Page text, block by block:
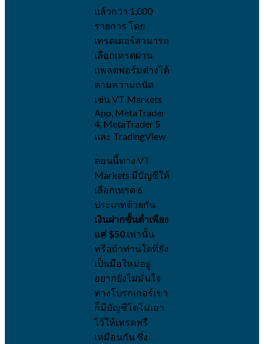
แล้วกว่า 1,000
รายการ โดย
เทรดเดอร์สามารถ
เลือกเทรดผ่าน
แพลตฟอร์มต่างได้
ตามความถนัด
เช่น VT Markets
App, MetaTrader
4, MetaTrader 5
และ TradingView
ตอนนี้ทาง VT
Markets มีบัญชีให้
เลือกเทรด 6
ประเภทด้วยกัน
เงินฝากขั้นต่ำเพียง
แค่ $50 เท่านั้น
หรือถ้าท่านใดที่ยัง
เป็นมือใหม่อยู่
อยากยังไม่มั่นใจ
ทางโบรกเกอร์เขา
ก็มีบัญชีโดโม่เอา
ไว้ให้เทรดฟรี
เหมือนกัน ซึ่ง